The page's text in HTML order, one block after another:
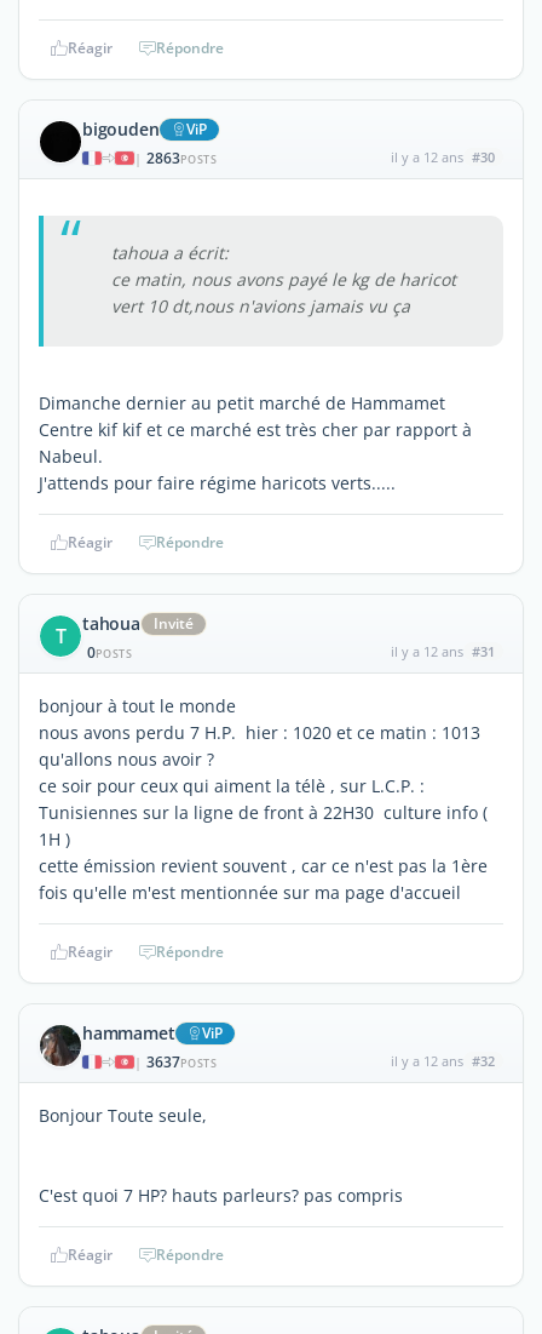
Réagir Répondre
bigouden ViP
| 2863POSTS il y a 12 ans #30
tahoua a écrit:
ce matin, nous avons payé le kg de haricot
vert 10 dt,nous n'avions jamais vu ça
Dimanche dernier au petit marché de Hammamet
Centre kif kif et ce marché est très cher par rapport à
Nabeul.
J'attends pour faire régime haricots verts.....
Réagir Répondre
T tahoua
Invité
0POSTS il y a 12 ans #31
bonjour à tout le monde
nous avons perdu 7 H.P. hier : 1020 et ce matin : 1013
qu'allons nous avoir ?
ce soir pour ceux qui aiment la télè , sur L.C.P. :
Tunisiennes sur la ligne de front à 22H30 culture info (
1H )
cette émission revient souvent , car ce n'est pas la 1ère
fois qu'elle m'est mentionnée sur ma page d'accueil
Réagir Répondre
hammamet ViP
| 3637POSTS il y a 12 ans #32
Bonjour Toute seule,
C'est quoi 7 HP? hauts parleurs? pas compris
Réagir Répondre